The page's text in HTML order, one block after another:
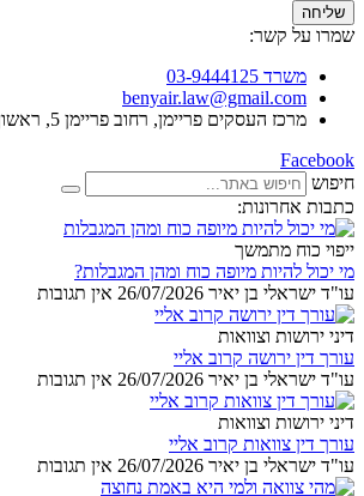
שליחה
שמרו על קשר:
משרד 03-9444125
benyair.law@gmail.com
מרכז העסקים פריימן, רחוב פריימן 5, ראשון לציון
Facebook
חיפוש
כתבות אחרונות:
ייפוי כוח מתמשך
מי יכול להיות מיופה כוח ומהן המגבלות?
עו"ד ישראלי בן יאיר 26/07/2026 אין תגובות
דיני ירושות וצוואות
עורך דין ירושה קרוב אליי
עו"ד ישראלי בן יאיר 26/07/2026 אין תגובות
דיני ירושות וצוואות
עורך דין צוואות קרוב אליי
עו"ד ישראלי בן יאיר 26/07/2026 אין תגובות